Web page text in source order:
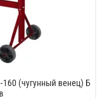
(чугунный венец) Б